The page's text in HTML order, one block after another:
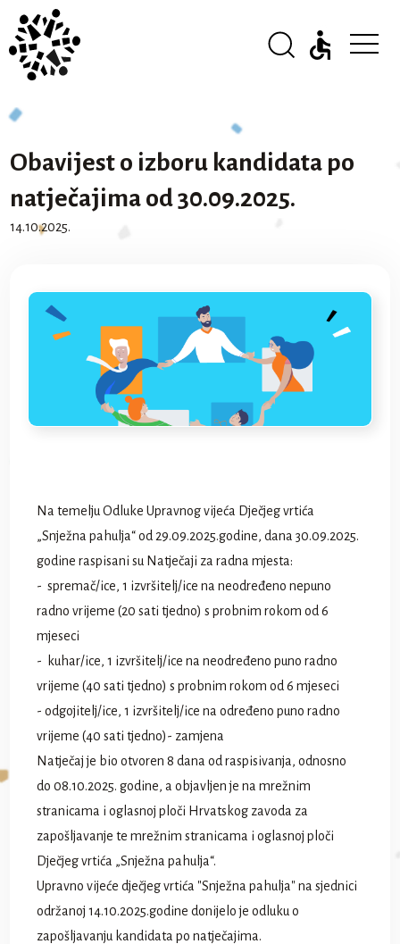
Obavijest o izboru kandidata po
natječajima od 30.09.2025.
14.10.2025.
Na temelju Odluke Upravnog vijeća Dječjeg vrtića
„Snježna pahulja“ od 29.09.2025.godine, dana 30.09.2025.
godine raspisani su Natječaji za radna mjesta:
- spremač/ice, 1 izvršitelj/ice na neodređeno nepuno
radno vrijeme (20 sati tjedno) s probnim rokom od 6
mjeseci
- kuhar/ice, 1 izvršitelj/ice na neodređeno puno radno
vrijeme (40 sati tjedno) s probnim rokom od 6 mjeseci
- odgojitelj/ice, 1 izvršitelj/ice na određeno puno radno
vrijeme (40 sati tjedno)- zamjena
Natječaj je bio otvoren 8 dana od raspisivanja, odnosno
do 08.10.2025. godine, a objavljen je na mrežnim
stranicama i oglasnoj ploči Hrvatskog zavoda za
zapošljavanje te mrežnim stranicama i oglasnoj ploči
Dječjeg vrtića „Snježna pahulja“.
Upravno vijeće dječjeg vrtića "Snježna pahulja" na sjednici
održanoj 14.10.2025.godine donijelo je odluku o
zapošljavanju kandidata po natječajima.